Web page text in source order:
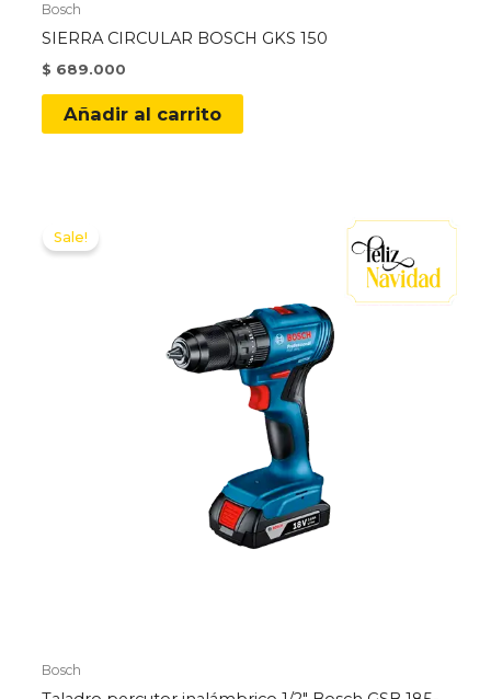
Bosch
SIERRA CIRCULAR BOSCH GKS 150
$ 689.000
Añadir al carrito
Sale!
Bosch